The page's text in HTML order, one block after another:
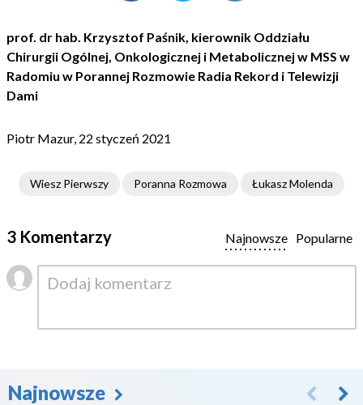
prof. dr hab. Krzysztof Paśnik, kierownik Oddziału
Chirurgii Ogólnej, Onkologicznej i Metabolicznej w MSS w
Radomiu w Porannej Rozmowie Radia Rekord i Telewizji
Dami
Piotr Mazur, 22 styczeń 2021
Wiesz Pierwszy Poranna Rozmowa Łukasz Molenda
3 Komentarzy Popularne
Najnowsze
Najnowsze